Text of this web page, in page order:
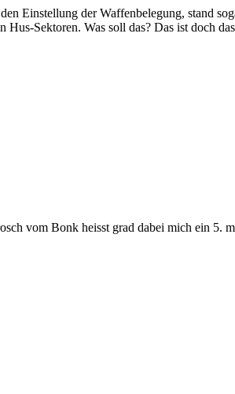
Einstellung der Waffenbelegung, stand
Sektoren. Was soll das? Das ist doch
vom Bonk heisst grad dabei mich ein 5.